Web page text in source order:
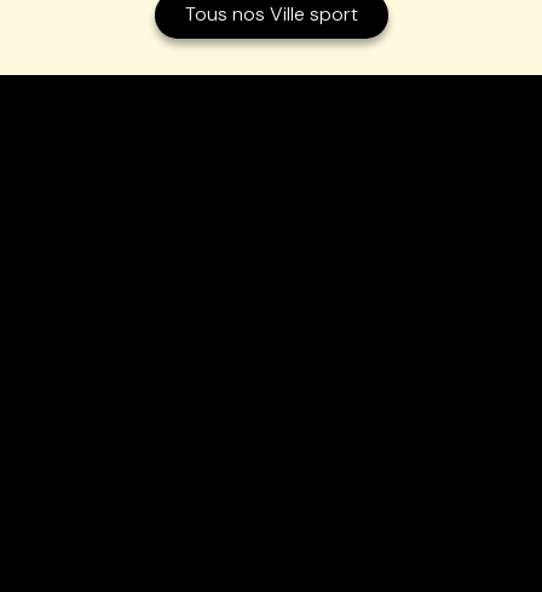
Tous nos Ville sport